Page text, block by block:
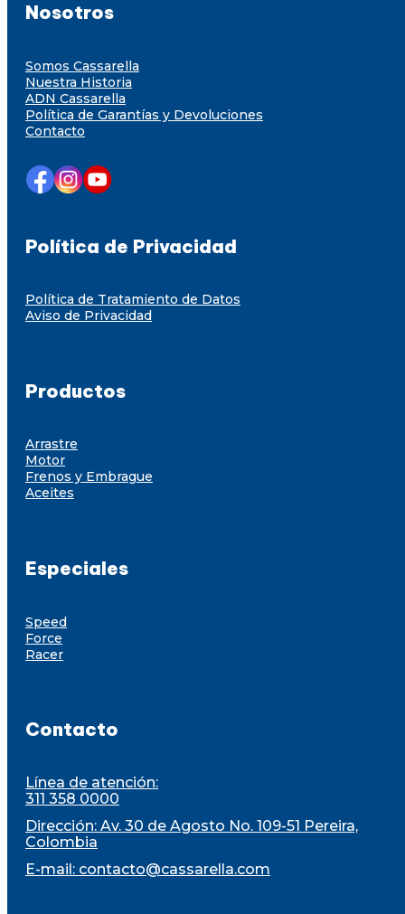
Nosotros
Somos Cassarella
Nuestra Historia
ADN Cassarella
Política de Garantías y Devoluciones
Contacto
Política de Privacidad
Política de Tratamiento de Datos
Aviso de Privacidad
Productos
Arrastre
Motor
Frenos y Embrague
Aceites
Especiales
Speed
Force
Racer
Contacto
Línea de atención:
311 358 0000
Dirección: Av. 30 de Agosto No. 109-51 Pereira,
Colombia
E-mail: contacto@cassarella.com